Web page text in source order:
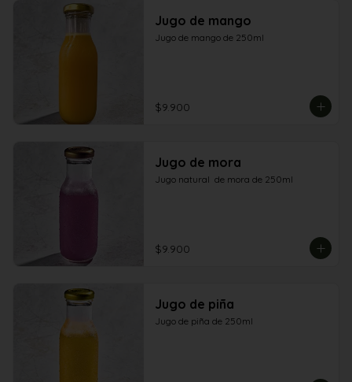
Jugo de mango
Jugo de mango de 250ml
$9.900
Jugo de mora
Jugo natural  de mora de 250ml
$9.900
Jugo de piña
Jugo de piña de 250ml